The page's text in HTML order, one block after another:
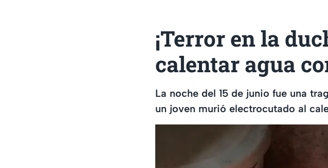
¡Terror en la
calentar agua
La noche del 15 de junio fue una
un joven murió electrocutado al